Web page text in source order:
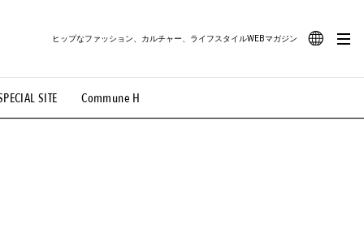
SITE Commune H
ヒップなファッション、カルチャー、ライフスタイルWEBマガジン
路地裏てぃーん。 #MONTHLY JOURNAL
#LIFESTYLE #SNEAKER #OUTDOOR